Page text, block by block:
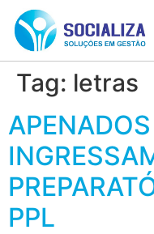
Tag: letras
PPL